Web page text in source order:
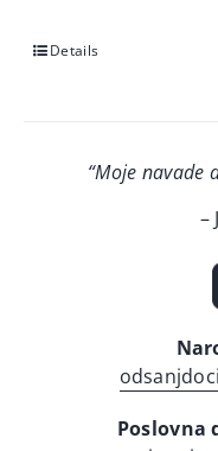
Details
“Moje navade
–
Poslovna